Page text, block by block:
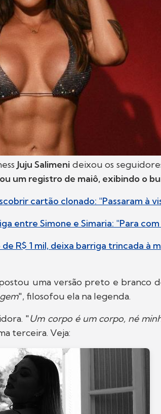
Juju Salimeni deixou os
um registro de maiô, exibindo o
cartão clonado: "Passaram à
entre Simone e Simaria: "Para com
R$ 1 mil, deixa barriga trincada à
uma versão preto e branco
", filosofou ela na legenda.
"Um corpo é um corpo, né
terceira. Veja: